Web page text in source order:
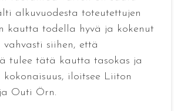
alkuvuodesta toteutettujen
kautta todella hyvä ja kokenut
siihen, että
tulee tätä kautta tasokas ja
kokonaisuus, iloitsee Liiton
Outi Örn.